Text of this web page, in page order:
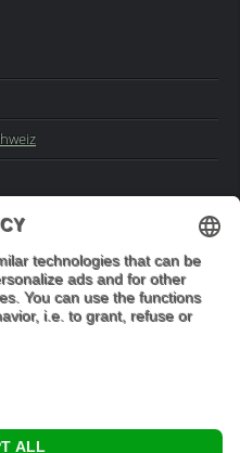
nachzudenken man jahrelang